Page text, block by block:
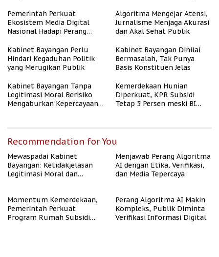
Berpenghasilan Rendah
Pemerintah Perkuat
Ekosistem Media Digital
Nasional Hadapi Perang
Algoritma Mengejar Atensi,
Jurnalisme Menjaga Akurasi
dan Akal Sehat Publik
Kabinet Bayangan Perlu
Hindari Kegaduhan Politik
yang Merugikan Publik
Kabinet Bayangan Dinilai
Bermasalah, Tak Punya
Basis Konstituen Jelas
Kabinet Bayangan Tanpa
Legitimasi Moral Berisiko
Mengaburkan Kepercayaan
Kemerdekaan Hunian
Diperkuat, KPR Subsidi
Tetap 5 Persen meski BI
Recommendation for You
Mewaspadai Kabinet
Bayangan: Ketidakjelasan
Legitimasi Moral dan
Menjawab Perang Algoritma
AI dengan Etika, Verifikasi,
dan Media Tepercaya
Momentum Kemerdekaan,
Pemerintah Perkuat
Program Rumah Subsidi
Perang Algoritma AI Makin
Kompleks, Publik Diminta
Verifikasi Informasi Digital